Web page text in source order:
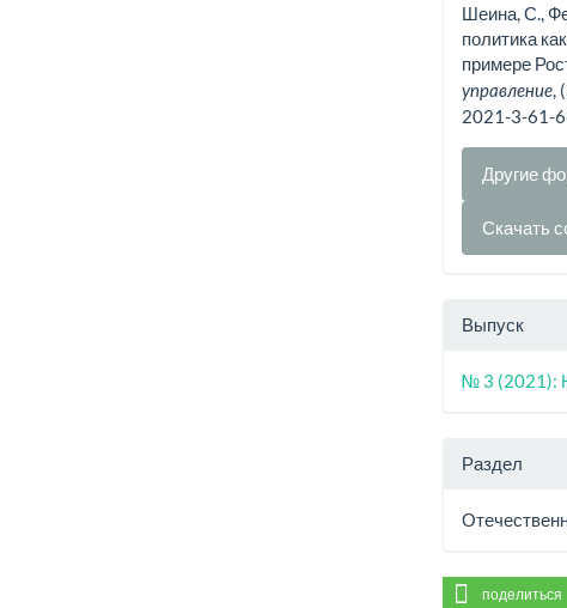
Шеина, С.,
политика
примере
управление
2021-3-61-
Другие
Скачать
Выпуск
№ 3 (2021):
Раздел
поделиться